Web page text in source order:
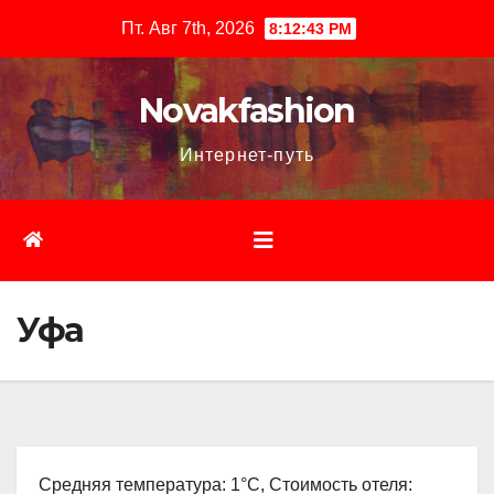
содержимому
Пт. Авг 7th, 2026 8:12:44 PM
Novakfashion
Интернет-путь
Уфа
Средняя температура: 1°C, Стоимость отеля: